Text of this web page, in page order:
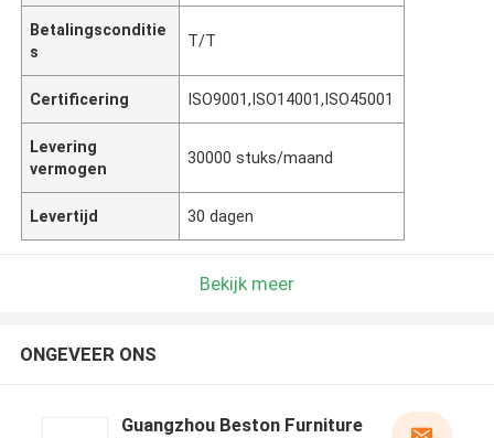
Betalingsconditie
s
T/T
Certificering ISO9001,ISO14001,ISO45001
Levering
vermogen
30000 stuks/maand
Levertijd 30 dagen
Bekijk meer
ONGEVEER ONS
Guangzhou Beston Furniture